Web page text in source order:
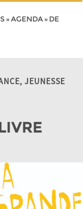
»AGENDA» DE
JEUNESSE